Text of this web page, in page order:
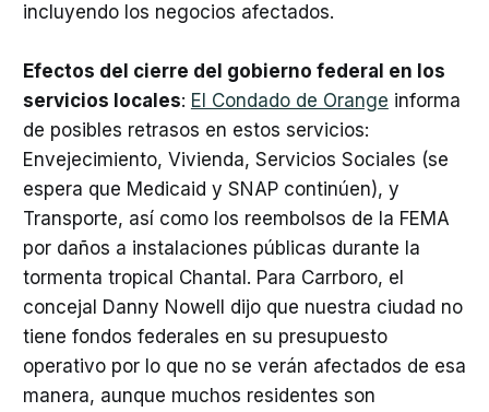
incluyendo los negocios afectados.
Efectos del cierre del gobierno federal en los
servicios locales: El Condado de Orange informa
de posibles retrasos en estos servicios:
Envejecimiento, Vivienda, Servicios Sociales (se
espera que Medicaid y SNAP continúen), y
Transporte, así como los reembolsos de la FEMA
por daños a instalaciones públicas durante la
tormenta tropical Chantal. Para Carrboro, el
concejal Danny Nowell dijo que nuestra ciudad no
tiene fondos federales en su presupuesto
operativo por lo que no se verán afectados de esa
manera, aunque muchos residentes son